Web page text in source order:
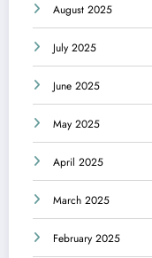
August 2025
July 2025
June 2025
May 2025
April 2025
March 2025
February 2025